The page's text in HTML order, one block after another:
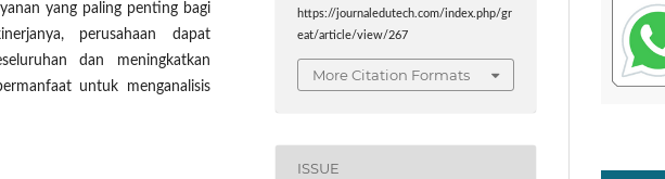
yang paling penting bagi
perusahaan dapat
dan meningkatkan
untuk menganalisis
https://journaledutech.com/index.php/gr
eat/article/view/267
More Citation Formats
ISSUE